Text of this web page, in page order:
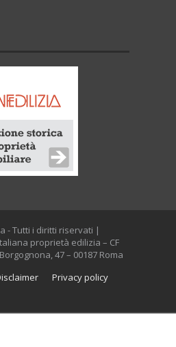
- Tutti i diritti riservati |
proprietà edilizia – CF
47 – 00187 Roma
Privacy policy